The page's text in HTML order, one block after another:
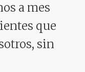
a mes
que
sin